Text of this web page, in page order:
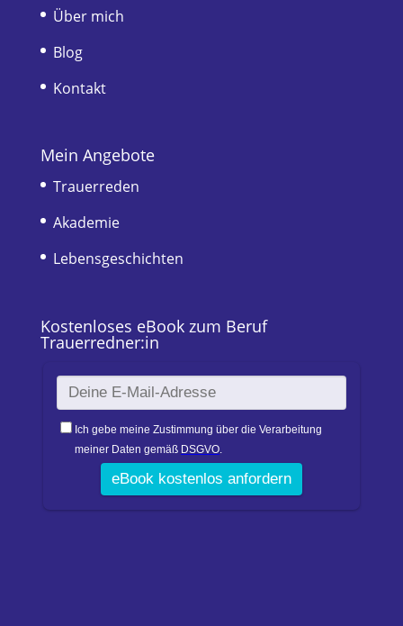
Über mich
Blog
Kontakt
Mein Angebote
Trauerreden
Akademie
Lebensgeschichten
Kostenloses eBook zum Beruf
Trauerredner:in